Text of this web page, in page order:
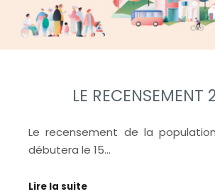
LE RECENSEMENT
Le recensement de la
débutera le 15…
Lire la suite